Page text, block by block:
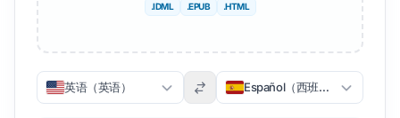
.IDML
.EPUB .HTML
英语（英语） Español（西班牙语）